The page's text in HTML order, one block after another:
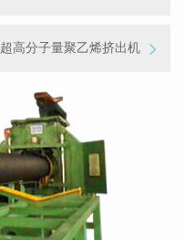
超高分子量聚乙烯挤出机